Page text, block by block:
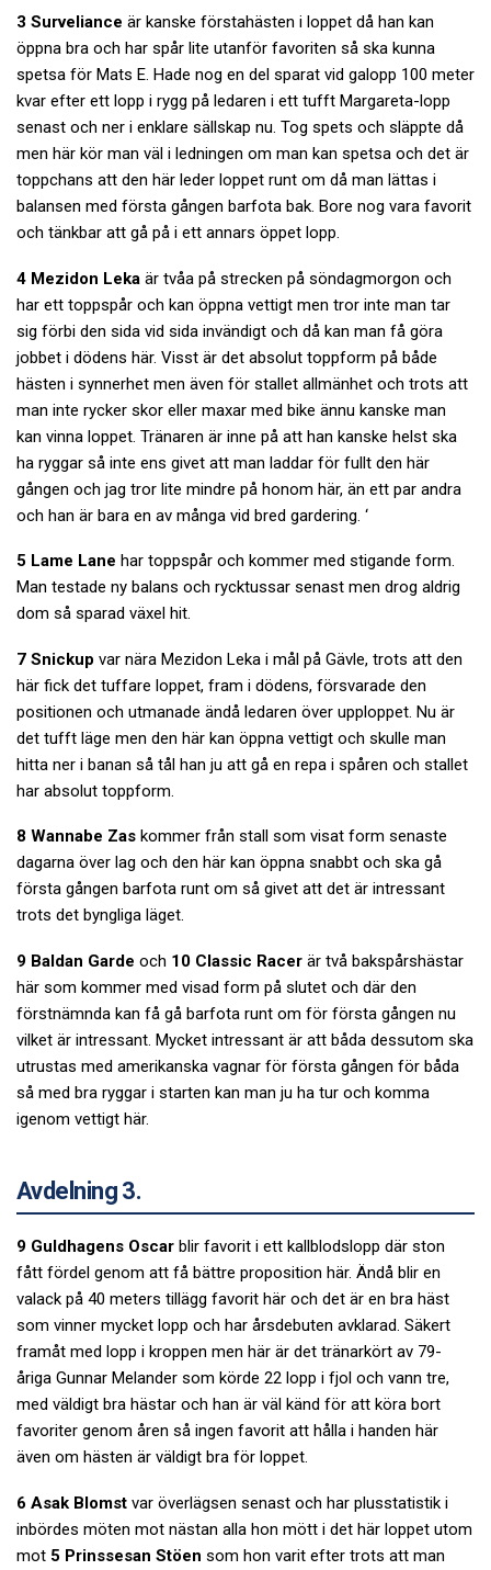
3 Surveliance är kanske förstahästen i loppet då han kan
öppna bra och har spår lite utanför favoriten så ska kunna
spetsa för Mats E. Hade nog en del sparat vid galopp 100 meter
kvar efter ett lopp i rygg på ledaren i ett tufft Margareta-lopp
senast och ner i enklare sällskap nu. Tog spets och släppte då
men här kör man väl i ledningen om man kan spetsa och det är
toppchans att den här leder loppet runt om då man lättas i
balansen med första gången barfota bak. Bore nog vara favorit
och tänkbar att gå på i ett annars öppet lopp.
4 Mezidon Leka är tvåa på strecken på söndagmorgon och
har ett toppspår och kan öppna vettigt men tror inte man tar
sig förbi den sida vid sida invändigt och då kan man få göra
jobbet i dödens här. Visst är det absolut toppform på både
hästen i synnerhet men även för stallet allmänhet och trots att
man inte rycker skor eller maxar med bike ännu kanske man
kan vinna loppet. Tränaren är inne på att han kanske helst ska
ha ryggar så inte ens givet att man laddar för fullt den här
gången och jag tror lite mindre på honom här, än ett par andra
och han är bara en av många vid bred gardering. ‘
5 Lame Lane har toppspår och kommer med stigande form.
Man testade ny balans och rycktussar senast men drog aldrig
dom så sparad växel hit.
7 Snickup var nära Mezidon Leka i mål på Gävle, trots att den
här fick det tuffare loppet, fram i dödens, försvarade den
positionen och utmanade ändå ledaren över upploppet. Nu är
det tufft läge men den här kan öppna vettigt och skulle man
hitta ner i banan så tål han ju att gå en repa i spåren och stallet
har absolut toppform.
8 Wannabe Zas kommer från stall som visat form senaste
dagarna över lag och den här kan öppna snabbt och ska gå
första gången barfota runt om så givet att det är intressant
trots det byngliga läget.
9 Baldan Garde och 10 Classic Racer är två bakspårshästar
här som kommer med visad form på slutet och där den
förstnämnda kan få gå barfota runt om för första gången nu
vilket är intressant. Mycket intressant är att båda dessutom ska
utrustas med amerikanska vagnar för första gången för båda
så med bra ryggar i starten kan man ju ha tur och komma
igenom vettigt här.
Avdelning 3.
9 Guldhagens Oscar blir favorit i ett kallblodslopp där ston
fått fördel genom att få bättre proposition här. Ändå blir en
valack på 40 meters tillägg favorit här och det är en bra häst
som vinner mycket lopp och har årsdebuten avklarad. Säkert
framåt med lopp i kroppen men här är det tränarkört av 79-
åriga Gunnar Melander som körde 22 lopp i fjol och vann tre,
med väldigt bra hästar och han är väl känd för att köra bort
favoriter genom åren så ingen favorit att hålla i handen här
även om hästen är väldigt bra för loppet.
6 Asak Blomst var överlägsen senast och har plusstatistik i
inbördes möten mot nästan alla hon mött i det här loppet utom
mot 5 Prinssesan Stöen som hon varit efter trots att man